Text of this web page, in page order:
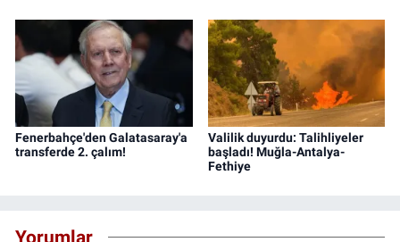
Fenerbahçe'den Galatasaray'a
transferde 2. çalım!
Valilik duyurdu: Talihliyeler
başladı! Muğla-Antalya-
Fethiye
Yorumlar